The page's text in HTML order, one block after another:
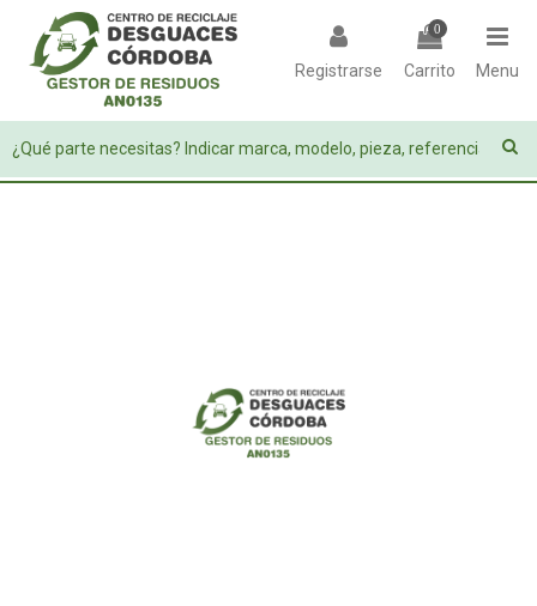
Registrarse
0
Carrito Menu